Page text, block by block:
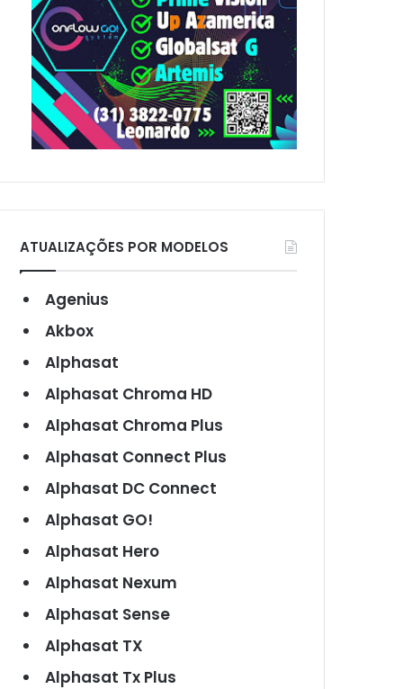
ATUALIZAÇÕES POR MODELOS
Agenius
Akbox
Alphasat
Alphasat Chroma HD
Alphasat Chroma Plus
Alphasat Connect Plus
Alphasat DC Connect
Alphasat GO!
Alphasat Hero
Alphasat Nexum
Alphasat Sense
Alphasat TX
Alphasat Tx Plus